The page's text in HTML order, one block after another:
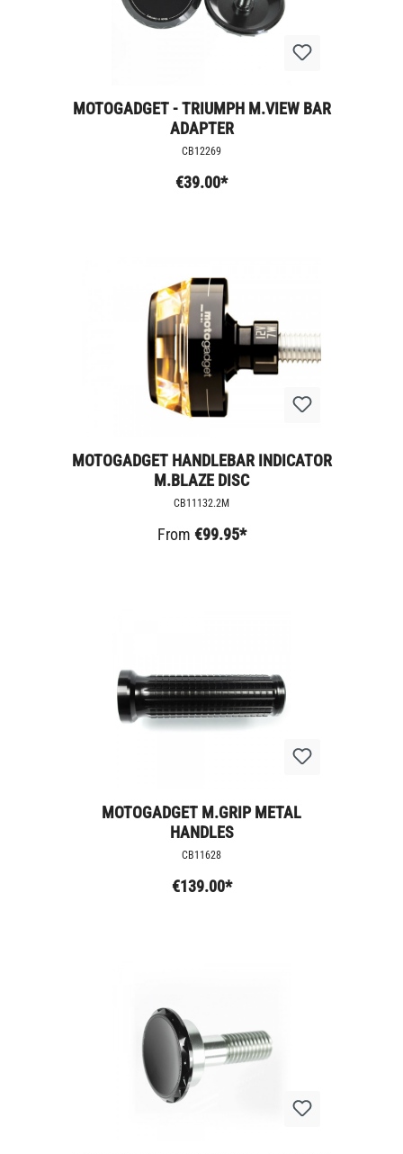
MOTOGADGET - TRIUMPH M.VIEW BAR
ADAPTER
CB12269
€39.00*
MOTOGADGET HANDLEBAR INDICATOR
M.BLAZE DISC
CB11132.2M
From €99.95*
MOTOGADGET M.GRIP METAL
HANDLES
CB11628
€139.00*